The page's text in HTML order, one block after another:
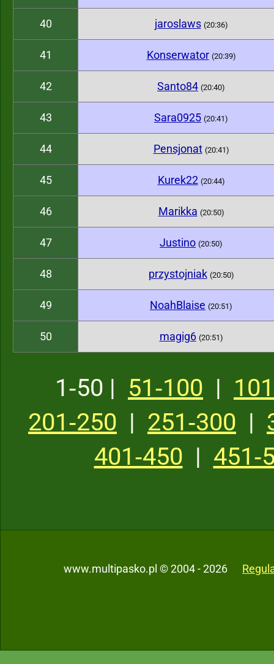
40 jaroslaws (20:36)
41 Konserwator (20:39)
42 Santo84 (20:40)
43 Sara0925 (20:41)
44 Pensjonat (20:41)
45 Kurek22 (20:44)
46 Marikka (20:50)
47 Justino (20:50)
48 przystojniak (20:50)
49 NoahBlaise (20:51)
50 magig6 (20:51)
1‑50 | 51‑100 |
201‑250 | 251‑300 |
401‑450 |
www.multipasko.pl © 2004 - 2026